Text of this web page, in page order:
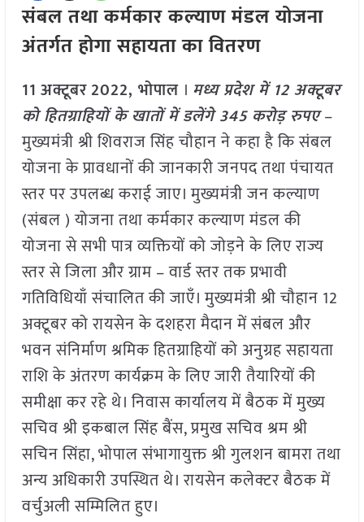
संबल तथा कर्मकार कल्याण मंडल योजना
अंतर्गत होगा सहायता का वितरण
11 अक्टूबर2022, भोपाल। मध्य प्रदेश में 12 अक्टूबर
को हितग्राहियों के खातों में डलेंगे 345 करोड़ रुपए–
मुख्यमंत्री श्री शिवराज सिंह चौहान ने कहा है कि संबल
योजना के प्रावधानों की जानकारी जनपद तथा पंचायत
स्तर पर उपलब्ध कराई जाए। मुख्यमंत्री जन कल्याण
(संबल ) योजना तथा कर्मकार कल्याण मंडल की
योजना से सभी पात्र व्यक्तियों को जोड़ने के लिए राज्य
स्तर से जिला और ग्राम – वार्ड स्तर तक प्रभावी
गतिविधियाँ संचालित की जाएँ। मुख्यमंत्री श्री चौहान 12
अक्टूबर को रायसेन के दशहरा मैदान में संबल और
भवन संनिर्माण श्रमिक हितग्राहियों को अनुग्रह सहायता
राशि के अंतरण कार्यक्रम के लिए जारी तैयारियों की
समीक्षा कर रहे थे। निवास कार्यालय में बैठक में मुख्य
सचिव श्री इकबाल सिंह बैंस, प्रमुख सचिव श्रम श्री
सचिन सिंहा, भोपाल संभागायुक्त श्री गुलशन बामरा तथा
अन्य अधिकारी उपस्थित थे। रायसेन कलेक्टर बैठक में
वर्चुअली सम्मिलित हुए।